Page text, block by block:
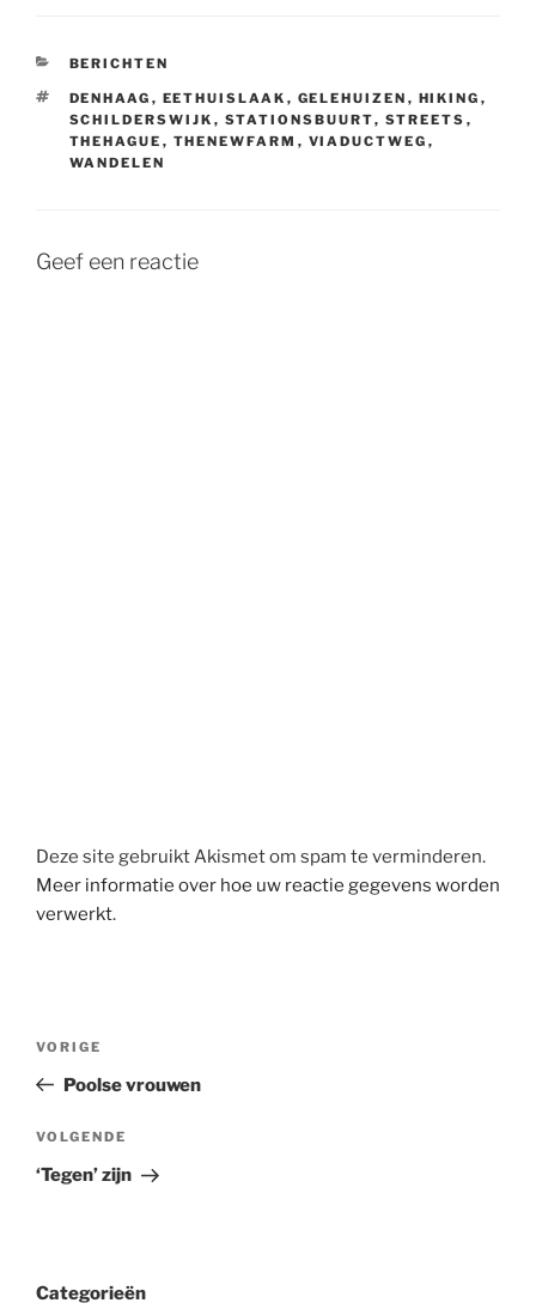
CATEGORIEËN
BERICHTEN
TAGS
DENHAAG , EETHUISLAAK , GELEHUIZEN , HIKING ,
SCHILDERSWIJK , STATIONSBUURT, STREETS ,
THEHAGUE , THENEWFARM , VIADUCTWEG ,
WANDELEN
Geef een reactie
Deze site gebruikt Akismet om spam te verminderen.
Meer informatie over hoe uw reactie gegevens worden
verwerkt.
Vorig
bericht
VORIGE
Poolse vrouwen
Volgend
bericht
VOLGENDE
‘Tegen’ zijn
Categorieën